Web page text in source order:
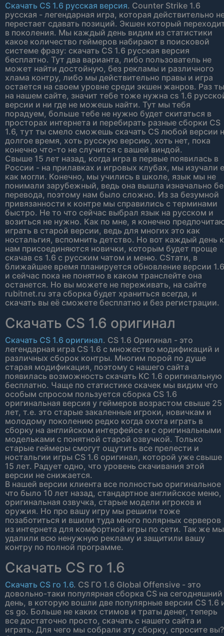
Скачать CS 1.6 русская версия. Counter Strike 1.6
русская - легендарная игра, которая действительно
перестает сдавать позиций. Экшен который
в поколения. Мы каждый день видим из статистики
какое количество геймеров набирают в поисковой
системе фразу: скачать CS 1.6 русская версия
бесплатно. Тут два варианта, либо пользователь не
может найти достойную, без рекламы и различного
хлама контру, либо мы действительно правы и игра
остается на своем уровне среди экшен жанров. Раз ты
на нашем сайте, значит тебе тоже нужна cs 1.6
версии и ни где не можешь найти. Тут мы тебя
порадуем, больше тебе не нужно будет скитаться в
просторах интернета и перебирать разные сборки CS
1.6, тут ты смело сможешь скачать CS любой версии
долгое время, хоть русскую версию, хоть нет, пока
конечно что-то не случится с вашей виндой.
Свыше 15 лет назад, когда игра в первые появилась в
России - на прилавках и игровых клубах, мы изучали
как могли. Конечно, мы учились в школе, язык мы не
понимали зарубежный, ведь она вышла изначально
перевода, поэтому нам было сложно. Из за безумной
привязанности к контре мы справились с терминами
быстро. Не то что сейчас выбрал язык на русском и
возиться не нужно. Как по мне, я конечно
играть в старой версии, ведь для многих это как
ностальгия, вспомнить детство. Но вот каждый день к
нам присоединяются новички, которым будет проще
скачав cs 1.6 с русским чатом и меню. CSтати, в
ближайшее время планируется обновление версии 1.6
и сейчас пока не понятно в каком транслейте она
останется. Но вы можете не переживать, на сайте
rubitnet.ru эта сборка будет храниться всегда, и
скачать вы её сможете бесплатно и без регистрации.
Скачать CS 1.6 оригинал
Скачать CS 1.6 оригинал. CS 1.6 Оригинал - это
легендарная игра CS 1.6 с множество модификаций и
различных сборок контры. Многим порой по душе
старая модификация, поэтому с нашего сайта
появилась возможность скачать КС 1.6 оригинальную
бесплатно. Чаще по статистике скачек мы видим что
особым спросом пользуется сборка CS 1.6
оригинальная версия у геймеров возрастом свыше 25
лет, т.е. это старые закаленные игроки, новичкам и
молодому поколению редко когда охота играть в
сборку на английском интерфейсе и с оригинальными
модельками с понятной старой озвучкой. Только
старые геймеры смогут ощутить все прелести и
ностальгии игры CS 1.6 оригинал, которой уже свыше
15 лет. Радует одно, что уровень скачивания этой
версии не снижается.
В нашей версии клиента все полностью оригинальное
что было 10 лет назад, стандартное английское меню,
оригинальная озвучка, старые модели игроков и
оружия. Но про вашу игру мы решили тоже
позаботиться и вшили туда много полярных серверов
из интернета для комфортной игры по сети. Так же мы
удалили всю ненужную рекламу и защитили вашу
контру по полной программе.
Скачать CS го 1.6
Скачать CS го 1.6. CS ГО 1.6 Global Offensive - это
довольно-таки популярная сборка CS на сегодняшний
день, в которую вошли две популярные версии CS 1.6
cs go. Больше не каких стимов и траты денег, теперь
все достаточно просто, скачать с нашего сайта и
играть. Для чего мы собрали эту сборку, спросите вы?